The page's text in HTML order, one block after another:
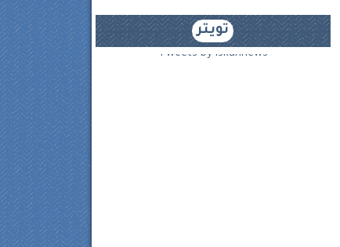
تويتر
Tweets by iskannews